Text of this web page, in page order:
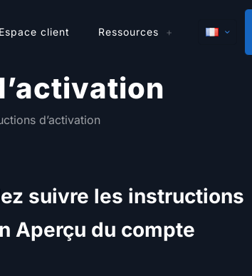
Espace client Ressources
d’activation
suivre les instructions
Aperçu du compte